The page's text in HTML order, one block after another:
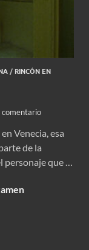
/ RINCÓN EN
comentario
Venecia, esa
de la
personaje que …